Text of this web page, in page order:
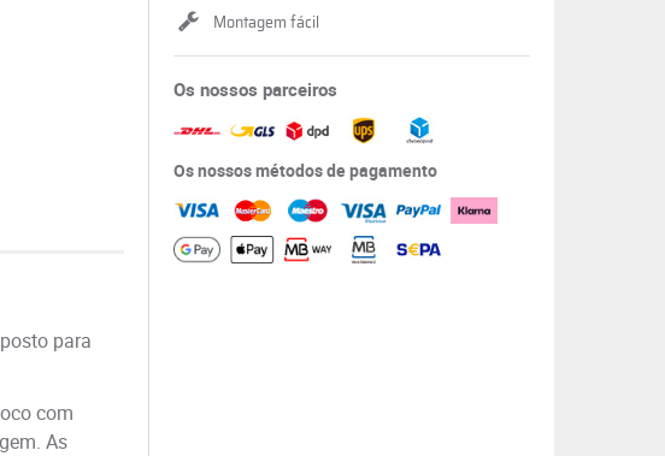
Montagem fácil
Os nossos parceiros
Os nossos métodos de pagamento
para
com
As